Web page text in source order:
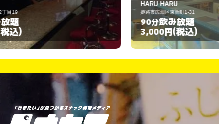
HARU HARU
姫路市広畑区東新町1-31
飲み放題
3,000円 (税込)
D
姫